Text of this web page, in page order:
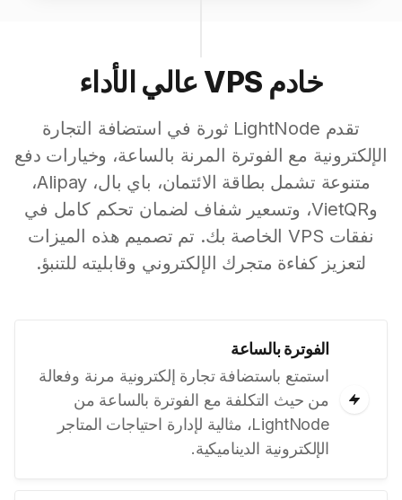
خادم VPS عالي الأداء
تقدم LightNode ثورة في استضافة التجارة
الإلكترونية مع الفوترة المرنة بالساعة، وخيارات دفع
متنوعة تشمل بطاقة الائتمان، باي بال، Alipay،
وVietQR، وتسعير شفاف لضمان تحكم كامل في
نفقات VPS الخاصة بك. تم تصميم هذه الميزات
لتعزيز كفاءة متجرك الإلكتروني وقابليته للتنبؤ.
الفوترة بالساعة
استمتع باستضافة تجارة إلكترونية مرنة وفعالة
من حيث التكلفة مع الفوترة بالساعة من
LightNode، مثالية لإدارة احتياجات المتاجر
الإلكترونية الديناميكية.